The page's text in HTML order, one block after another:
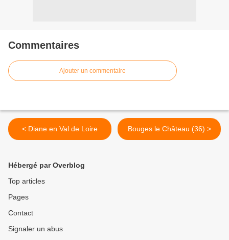
Commentaires
Ajouter un commentaire
< Diane en Val de Loire Bouges le Château (36) >
Hébergé par Overblog
Top articles
Pages
Contact
Signaler un abus